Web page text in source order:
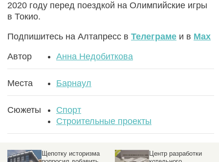
2020 году перед поездкой на Олимпийские игры
в Токио.
Подпишитесь на Алтапресс в Телеграме и в Max
Автор Анна Недобиткова
Места Барнаул
Сюжеты
Спорт
Строительные проекты
Центр разработки
Что не так с